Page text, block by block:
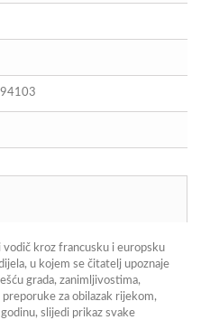
kroz francusku i europsku
u kojem se čitatelj upoznaje
grada, zanimljivostima,
za obilazak rijekom,
slijedi prikaz svake